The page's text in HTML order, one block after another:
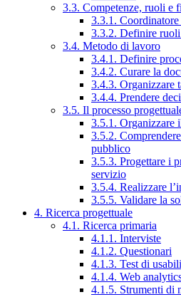
3.3. Competenze, ruoli e
3.3.1.
3.3.2. Definire ruoli
3.4. Metodo di lavoro
3.4.1. Definire
3.4.2. Curare la
3.4.3. Organizzare
3.4.4. Prendere
3.5. Il processo
3.5.1. Organizzare
3.5.2.
pubblico
3.5.3. Progettare i
servizio
3.5.4. Realizzare
3.5.5. Validare la
4. Ricerca progettuale
4.1. Ricerca primaria
4.1.1. Interviste
4.1.2. Questionari
4.1.3. Test di
4.1.4. Web
4.1.5. Strumenti di